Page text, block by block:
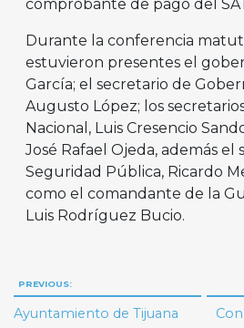
comprobante de pago del
Durante la conferencia
estuvieron presentes el
García; el secretario de
Augusto López; los
Nacional, Luis Cresencio
José Rafael Ojeda, además el
Seguridad Pública, Ricardo
como el comandante de la
Luis Rodríguez Bucio.
Navegación
de
PREVIOUS:
Ayuntamiento de Tijuana